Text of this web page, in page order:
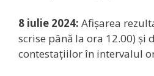
8 iulie 2024: Afișarea
scrise până la ora 12.00) și
contestațiilor în intervalul